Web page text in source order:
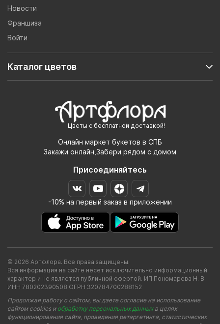
Цветы с бесплатной доставкой!
Онлайн маркет букетов в СПБ
Закажи онлайн,Забери рядом с домом
Присоединяйтесь
-10% на первый заказ в приложении
Новости
Франшиза
Войти
Каталог цветов
© 2026 Артфлора. Все права защищены.
Вся информация на сайте несет исключительно информационный
характер и не является публичной офертой. ИП Пономарева Н. В.
ИНН 780202390508 ОГРН 320784700288152
Продолжая работу с сайтом, вы даете согласие на использование
сайтом cookies и обработку персональных данныхв целях
функционирования сайта, проведения ретаргетинга, статистических